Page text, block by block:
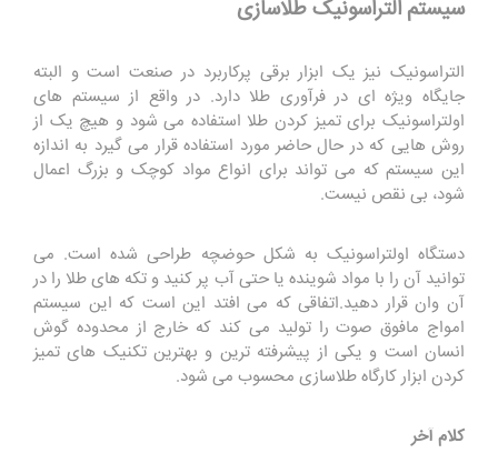
سیستم التراسونیک طلاسازی
التراسونیک نیز یک ابزار برقی پرکاربرد در صنعت است و البته
جایگاه ویژه ای در فرآوری طلا دارد. در واقع از سیستم های
اولتراسونیک برای تمیز کردن طلا استفاده می شود و هیچ یک از
روش هایی که در حال حاضر مورد استفاده قرار می گیرد به اندازه
این سیستم که می تواند برای انواع مواد کوچک و بزرگ اعمال
شود، بی نقص نیست.
دستگاه اولتراسونیک به شکل حوضچه طراحی شده است. می
توانید آن را با مواد شوینده یا حتی آب پر کنید و تکه های طلا را در
آن وان قرار دهید.اتفاقی که می افتد این است که این سیستم
امواج مافوق صوت را تولید می کند که خارج از محدوده گوش
انسان است و یکی از پیشرفته ترین و بهترین تکنیک های تمیز
کردن ابزار کارگاه طلاسازی محسوب می شود.
کلام آخر